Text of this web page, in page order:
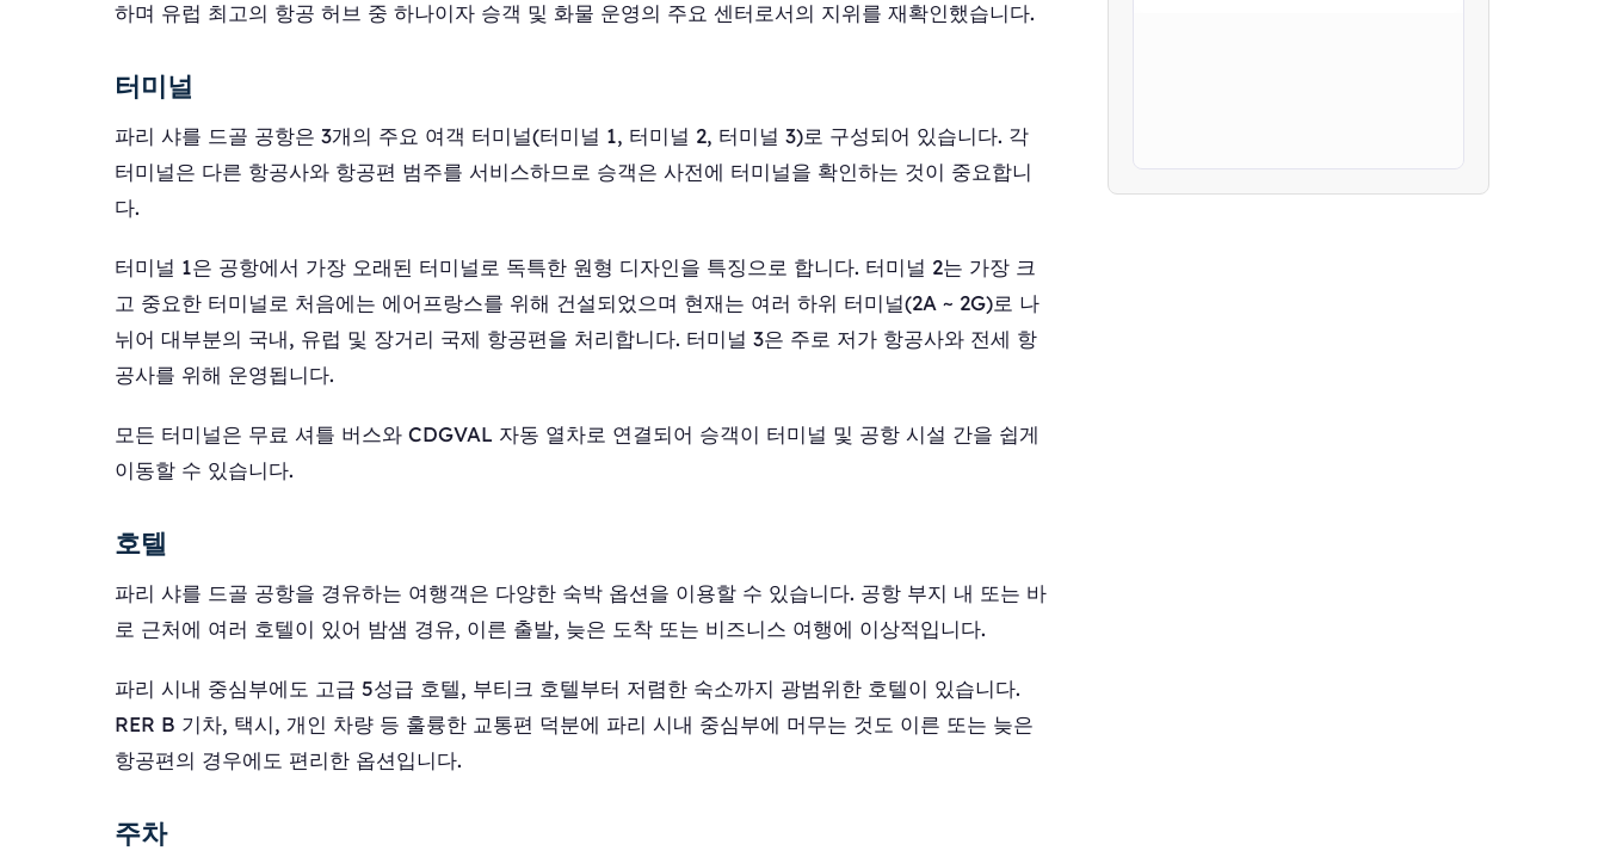
하며 유럽 최고의 항공 허브 중 하나이자 승객 및 화물 운영의 주요 센터로서의 지위를 재확인했습니다.
터미널
파리 샤를 드골 공항은 3개의 주요 여객 터미널(터미널 1, 터미널 2, 터미널 3)로 구성되어 있습니다. 각
터미널은 다른 항공사와 항공편 범주를 서비스하므로 승객은 사전에 터미널을 확인하는 것이 중요합니
다.
터미널 1은 공항에서 가장 오래된 터미널로 독특한 원형 디자인을 특징으로 합니다. 터미널 2는 가장 크
고 중요한 터미널로 처음에는 에어프랑스를 위해 건설되었으며 현재는 여러 하위 터미널(2A ~ 2G)로 나
뉘어 대부분의 국내, 유럽 및 장거리 국제 항공편을 처리합니다. 터미널 3은 주로 저가 항공사와 전세 항
공사를 위해 운영됩니다.
모든 터미널은 무료 셔틀 버스와 CDGVAL 자동 열차로 연결되어 승객이 터미널 및 공항 시설 간을 쉽게
이동할 수 있습니다.
호텔
파리 샤를 드골 공항을 경유하는 여행객은 다양한 숙박 옵션을 이용할 수 있습니다. 공항 부지 내 또는 바
로 근처에 여러 호텔이 있어 밤샘 경유, 이른 출발, 늦은 도착 또는 비즈니스 여행에 이상적입니다.
파리 시내 중심부에도 고급 5성급 호텔, 부티크 호텔부터 저렴한 숙소까지 광범위한 호텔이 있습니다.
RER B 기차, 택시, 개인 차량 등 훌륭한 교통편 덕분에 파리 시내 중심부에 머무는 것도 이른 또는 늦은
항공편의 경우에도 편리한 옵션입니다.
주차